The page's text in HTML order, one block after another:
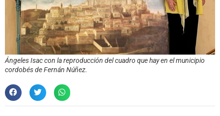
Ángeles Isac con la reproducción del cuadro que hay en el municipio
cordobés de Fernán Núñez.